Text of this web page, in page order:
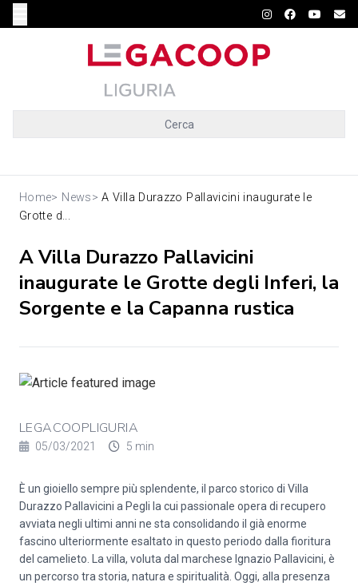
Cerca
Home> News> A Villa Durazzo Pallavicini inaugurate le
Grotte d...
A Villa Durazzo Pallavicini
inaugurate le Grotte degli Inferi, la
Sorgente e la Capanna rustica
LEGACOOPLIGURIA
05/03/2021 5 min
È un gioiello sempre più splendente, il parco storico di Villa
Durazzo Pallavicini a Pegli la cui passionale opera di recupero
avviata negli ultimi anni ne sta consolidando il già enorme
fascino ulteriormente esaltato in questo periodo dalla fioritura
del camelieto. La villa, voluta dal marchese Ignazio Pallavicini, è
un percorso tra storia, natura e spiritualità. Oggi, alla presenza